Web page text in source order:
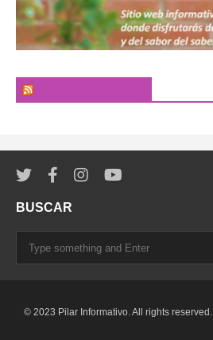
BUSCAR
© 2023 Pilar Informativo. All rights reserved.